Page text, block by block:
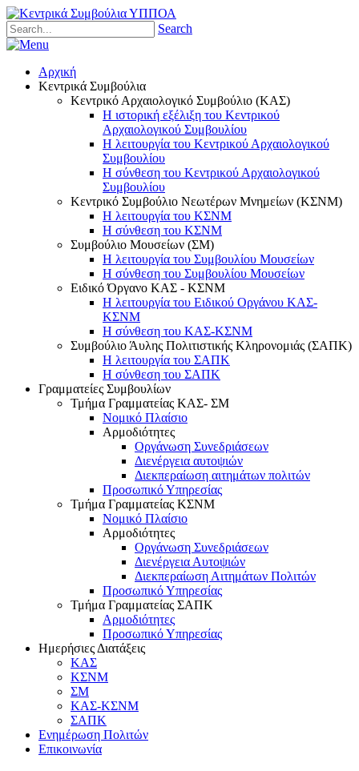
Search
Αρχική
Κεντρικά Συμβούλια
Κεντρικό Αρχαιολογικό Συμβούλιο (ΚΑΣ)
Η ιστορική εξέλιξη του Κεντρικού
Αρχαιολογικού Συμβουλίου
Η λειτουργία του Κεντρικού Αρχαιολογικού
Συμβουλίου
Η σύνθεση του Κεντρικού Αρχαιολογικού
Συμβουλίου
Κεντρικό Συμβούλιο Νεωτέρων Μνημείων (ΚΣΝΜ)
Η λειτουργία του ΚΣΝΜ
Η σύνθεση του ΚΣΝΜ
Συμβούλιο Μουσείων (ΣΜ)
Η λειτουργία του Συμβουλίου Μουσείων
Η σύνθεση του Συμβουλίου Μουσείων
Ειδικό Όργανο ΚΑΣ - ΚΣΝΜ
Η λειτουργία του Ειδικού Οργάνου ΚΑΣ-
ΚΣΝΜ
Η σύνθεση του ΚΑΣ-ΚΣΝΜ
Συμβούλιο Άυλης Πολιτιστικής Κληρονομιάς (ΣΑΠΚ)
Η λειτουργία του ΣΑΠΚ
Η σύνθεση του ΣΑΠΚ
Γραμματείες Συμβουλίων
Τμήμα Γραμματείας ΚΑΣ- ΣΜ
Νομικό Πλαίσιο
Αρμοδιότητες
Οργάνωση Συνεδριάσεων
Διενέργεια αυτοψιών
Διεκπεραίωση αιτημάτων πολιτών
Προσωπικό Υπηρεσίας
Τμήμα Γραμματείας ΚΣΝΜ
Νομικό Πλαίσιο
Αρμοδιότητες
Οργάνωση Συνεδριάσεων
Διενέργεια Αυτοψιών
Διεκπεραίωση Αιτημάτων Πολιτών
Προσωπικό Υπηρεσίας
Τμήμα Γραμματείας ΣΑΠΚ
Αρμοδιότητες
Προσωπικό Υπηρεσίας
Ημερήσιες Διατάξεις
ΚΑΣ
ΚΣΝΜ
ΣΜ
ΚΑΣ-ΚΣΝΜ
ΣΑΠΚ
Ενημέρωση Πολιτών
Επικοινωνία